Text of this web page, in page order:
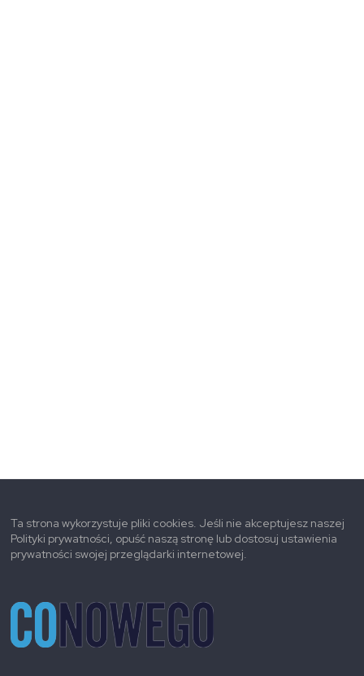
Ta strona wykorzystuje pliki cookies. Jeśli nie akceptujesz naszej
Polityki prywatności, opuść naszą stronę lub dostosuj ustawienia
prywatności swojej przeglądarki internetowej.